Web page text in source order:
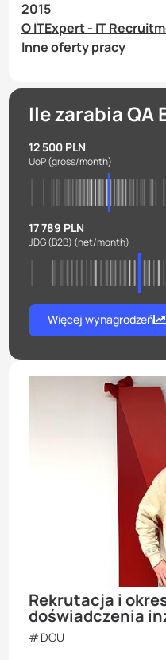
2015
O ITExpert - IT
Inne oferty pracy
Ile zarabia QA
12 500 PLN
UoP(gross/month)
17 789 PLN
JDG (B2B) (net/month)
Więcej wynagrodzeń
Rekrutacja i
doświadczenia
DOU